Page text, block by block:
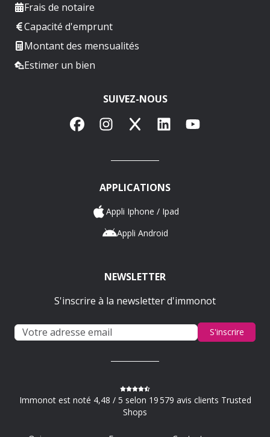
Frais de notaire
Capacité d'emprunt
Montant des mensualités
Estimer un bien
SUIVEZ-NOUS
FacebookInstagram
X LinkedInYouTube
APPLICATIONS
Appli Iphone / Ipad
Appli Android
NEWSLETTER
S'inscrire à la newsletter d'immonot
S'inscrire
Immonot est noté 4,48 / 5 selon 19 579 avis clients Trusted
Shops